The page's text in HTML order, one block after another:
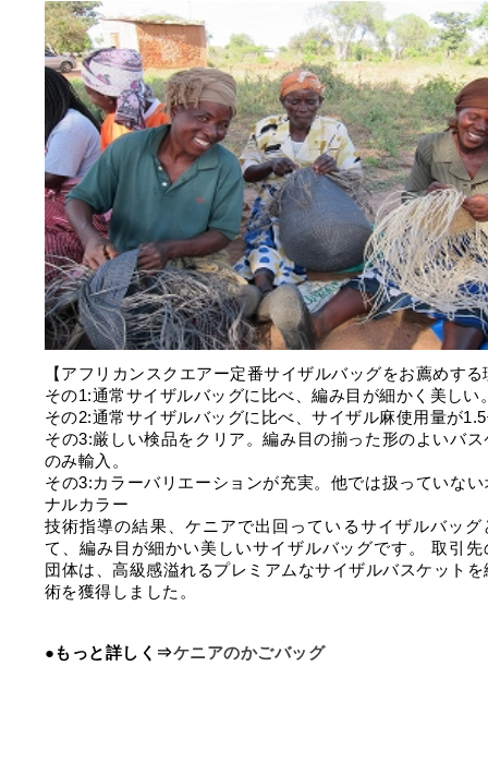
【アフリカンスクエアー定番サイザルバッグをお薦めする
その1:通常サイザルバッグに比べ、編み目が細かく美しい
その2:通常サイザルバッグに比べ、サイザル麻使用量が
その3:厳しい検品をクリア。編み目の揃った形のよいバス
のみ輸入。
その3:カラーバリエーションが充実。他では扱っていない
ナルカラー
技術指導の結果、ケニアで出回っているサイザルバッグ
て、編み目が細かい美しいサイザルバッグです。 取引先
団体は、高級感溢れるプレミアムなサイザルバスケット
術を獲得しました。
●もっと詳しく⇒ケニアのかごバッグ